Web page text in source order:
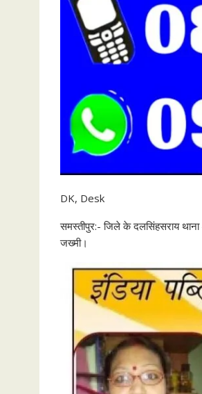
DK, Desk
समस्तीपुर:- जिले के दलसिंहसराय
जख्मी।